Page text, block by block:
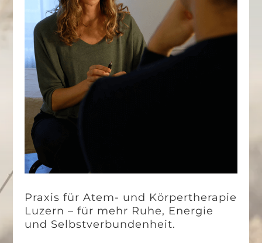
Praxis für Atem- und Körpertherapie
Luzern – für mehr Ruhe, Energie
und Selbstverbundenheit.